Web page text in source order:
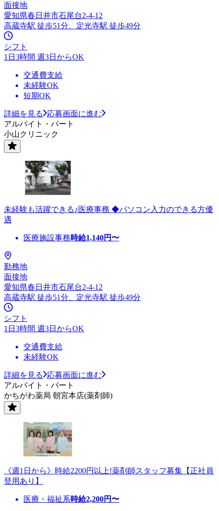
面接地
愛知県春日井市石尾台2-4-12
高蔵寺駅 徒歩51分、定光寺駅 徒歩49分
シフト
1日3時間 週3日からOK
交通費支給
未経験OK
短期OK
詳細を見る
応募画面に進む
アルバイト・パート
小山クリニック
未経験も活躍できる♪医療事務 ◆パソコン入力のできる方優
遇
医療施設事務時給1,140円〜
勤務地
面接地
愛知県春日井市石尾台2-4-12
高蔵寺駅 徒歩51分、定光寺駅 徒歩49分
シフト
1日3時間 週3日からOK
交通費支給
未経験OK
詳細を見る
応募画面に進む
アルバイト・パート
かちがわ薬局 朝宮本店(薬剤師)
《週1日から》時給2200円以上!薬剤師スタッフ募集【正社員
登用あり】
医療・福祉系時給2,200円〜